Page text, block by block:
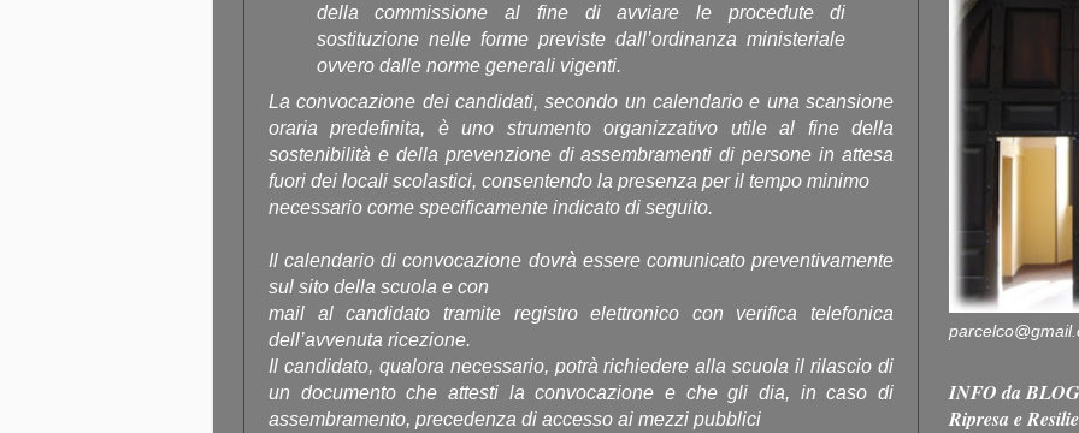
della commissione al fine di avviare le procedute di
sostituzione nelle forme previste dall’ordinanza ministeriale
ovvero dalle norme generali vigenti.
La convocazione dei candidati, secondo un calendario e una scansione
oraria predefinita, è uno strumento organizzativo utile al fine della
sostenibilità e della prevenzione di assembramenti di persone in attesa
fuori dei locali scolastici, consentendo la presenza per il tempo minimo
necessario come specificamente indicato di seguito.
Il calendario di convocazione dovrà essere comunicato preventivamente
sul sito della scuola e con
mail al candidato tramite registro elettronico con verifica telefonica
dell’avvenuta ricezione.
Il candidato, qualora necessario, potrà richiedere alla scuola il rilascio di
un documento che attesti la convocazione e che gli dia, in caso di
assembramento, precedenza di accesso ai mezzi pubblici
INFO da
Ripresa e